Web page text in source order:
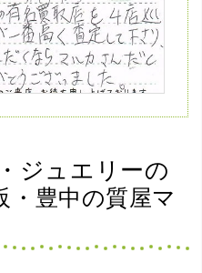
ジュエリーの
・豊中の質屋マ